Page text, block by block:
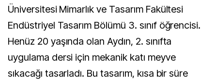
Üniversitesi Mimarlık ve Tasarım Fakültesi
Endüstriyel Tasarım Bölümü 3. sınıf öğrencisi.
Henüz 20 yaşında olan Aydın, 2. sınıfta
uygulama dersi için mekanik katı meyve
sıkacağı tasarladı. Bu tasarım, kısa bir süre